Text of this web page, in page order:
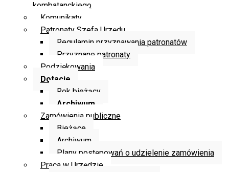
kombatanckiego
Komunikaty
Patronaty Szefa Urzędu
Regulamin przyznawania patronatów
Przyznane patronaty
Podziękowania
Dotacje
Rok bieżący
Archiwum
Zamówienia publiczne
Bieżące
Archiwum
Plany postępowań o udzielenie zamówienia
Praca w Urzędzie